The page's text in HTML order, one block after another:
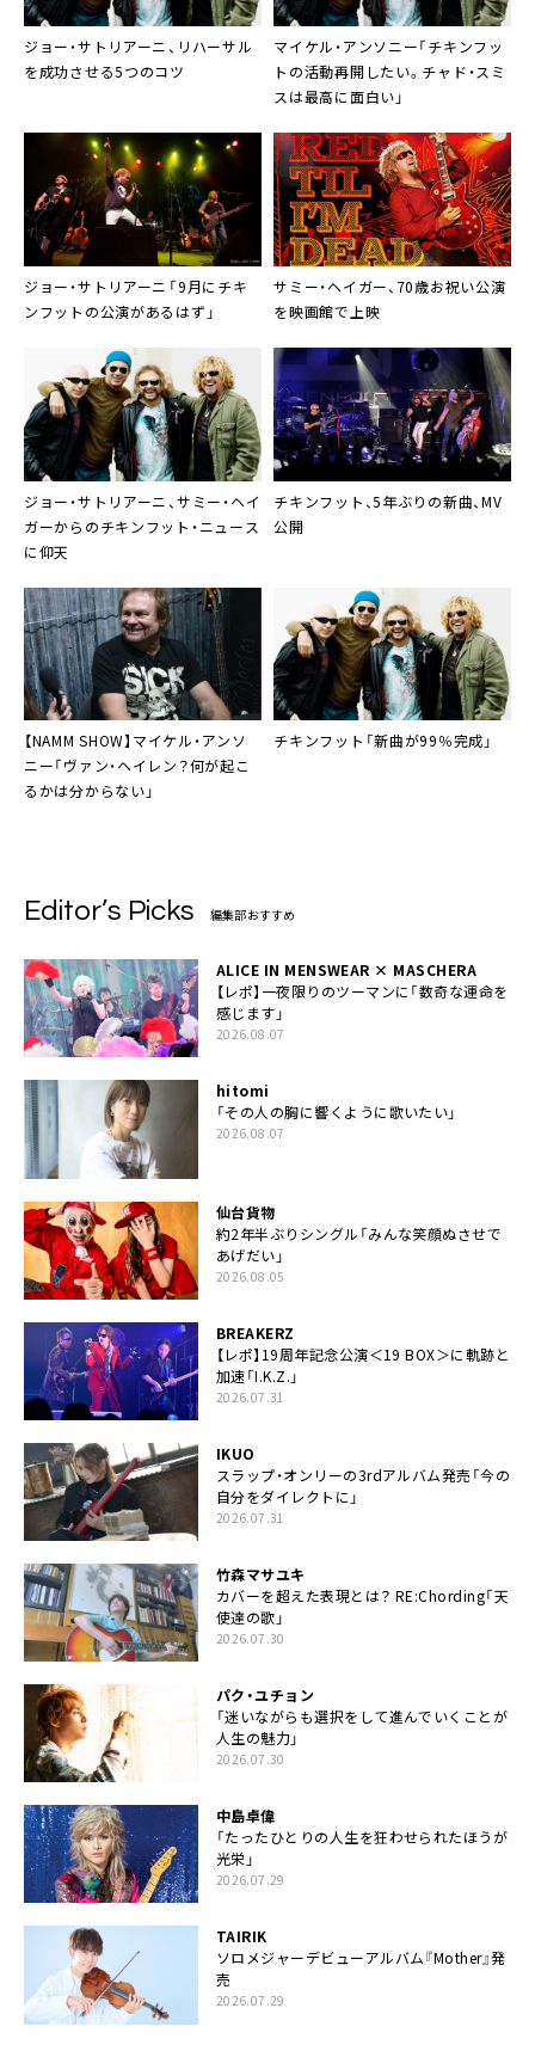
ジョー・サトリアーニ 、リハーサル
を成功させる5つのコツ
マイケル・アンソニー「チキンフッ
ト の活動再開したい。チャド・スミ
スは最高に面白い」
ジョー・サトリアーニ 「9月に チキ
ンフット の公演があるはず」
サミー・ヘイガー、70歳お祝い公演
を映画館で上映
ジョー・サトリアーニ 、 サミー・ヘイ
ガーからのチキンフット・ニュース
に仰天
チキンフット 、5年ぶりの新曲、MV
公開
【NAMM SHOW】マイケル・アンソ
ニー「ヴァン・ヘイレン ？何が起こ
るかは分からない」
チキンフット 「新曲が99％完成」
Editor’s Picks 編集部おすすめ
ALICE IN MENSWEAR × MASCHERA
【レポ】一夜限りのツーマンに「数奇な運命を
感じます」
2026.08.07
hitomi
「その人の胸に響くように歌いたい」
2026.08.07
仙台貨物
約2年半ぶりシングル「みんな笑顔ぬさせで
あげだい」
2026.08.05
BREAKERZ
【レポ】19周年記念公演＜19 BOX＞に軌跡と
加速「I.K.Z.」
2026.07.31
IKUO
スラップ・オンリーの3rdアルバム発売「今の
自分をダイレクトに」
2026.07.31
竹森マサユキ
カバーを超えた表現とは？ RE:Chording「天
使達の歌」
2026.07.30
パク・ユチョン
「迷いながらも選択をして進んでいくことが
人生の魅力」
2026.07.30
中島卓偉
「たったひとりの人生を狂わせられたほうが
光栄」
2026.07.29
TAIRIK
ソロメジャーデビューアルバム『Mother』発
売
2026.07.29